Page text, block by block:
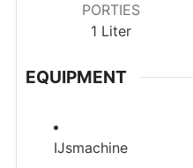
PORTIES
1 Liter
EQUIPMENT
IJsmachine